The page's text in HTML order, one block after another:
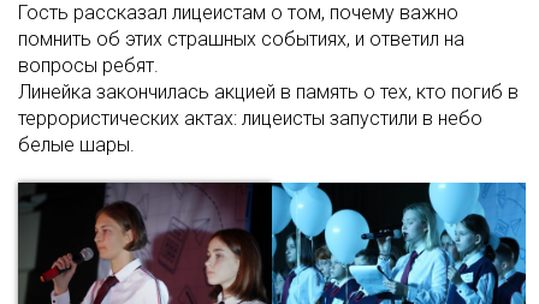
Гость рассказал лицеистам о том, почему важно
помнить об этих страшных событиях, и ответил на
вопросы ребят.
Линейка закончилась акцией в память о тех, кто погиб в
террористических актах: лицеисты запустили в небо
белые шары.